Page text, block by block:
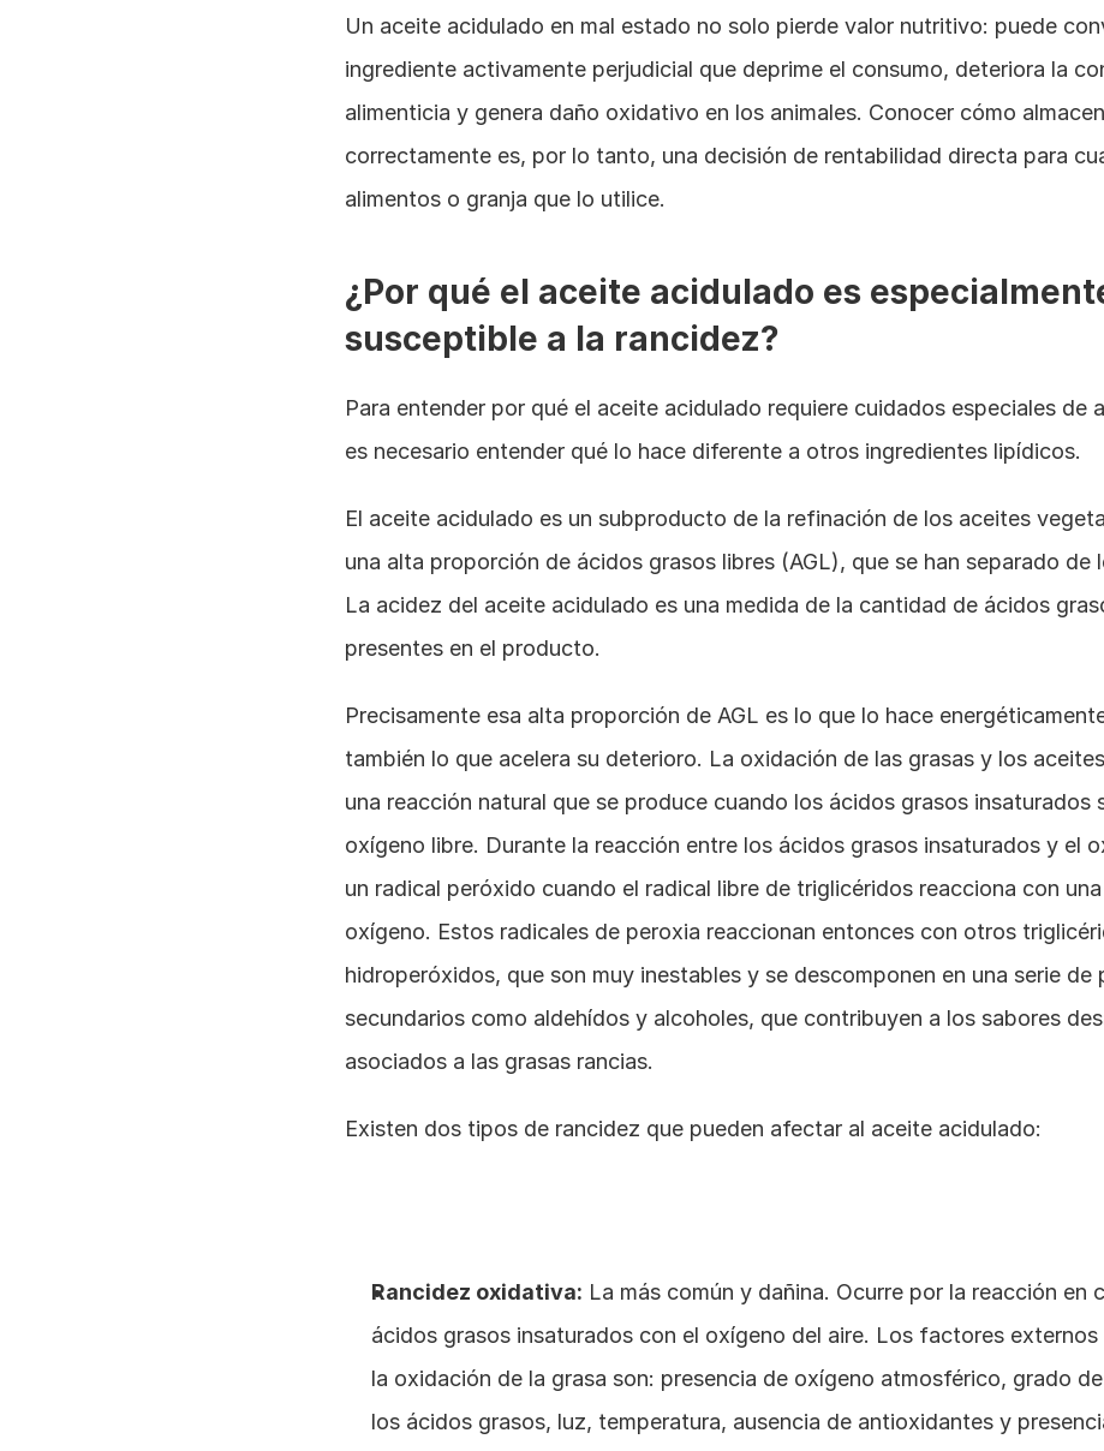
Un aceite acidulado en mal estado no solo pierde valor nutritivo: puede
ingrediente activamente perjudicial que deprime el consumo, deteriora la
alimenticia y genera daño oxidativo en los animales. Conocer cómo
correctamente es, por lo tanto, una decisión de rentabilidad directa para
alimentos o granja que lo utilice.
¿Por qué el aceite acidulado es
susceptible a la rancidez?
Para entender por qué el aceite acidulado requiere cuidados especiales de
es necesario entender qué lo hace diferente a otros ingredientes lipídicos.
El aceite acidulado es un subproducto de la refinación de los aceites
una alta proporción de ácidos grasos libres (AGL), que se han separado de
La acidez del aceite acidulado es una medida de la cantidad de ácidos
presentes en el producto.
Precisamente esa alta proporción de AGL es lo que lo hace
también lo que acelera su deterioro. La oxidación de las grasas y los
una reacción natural que se produce cuando los ácidos grasos insaturados
oxígeno libre. Durante la reacción entre los ácidos grasos insaturados y el
un radical peróxido cuando el radical libre de triglicéridos reacciona con
oxígeno. Estos radicales de peroxia reaccionan entonces con otros
hidroperóxidos, que son muy inestables y se descomponen en una serie de
secundarios como aldehídos y alcoholes, que contribuyen a los sabores
asociados a las grasas rancias.
Existen dos tipos de rancidez que pueden afectar al aceite acidulado:
Rancidez oxidativa: La más común y dañina. Ocurre por la reacción en
ácidos grasos insaturados con el oxígeno del aire. Los factores
la oxidación de la grasa son: presencia de oxígeno atmosférico, grado
los ácidos grasos, luz, temperatura, ausencia de antioxidantes y